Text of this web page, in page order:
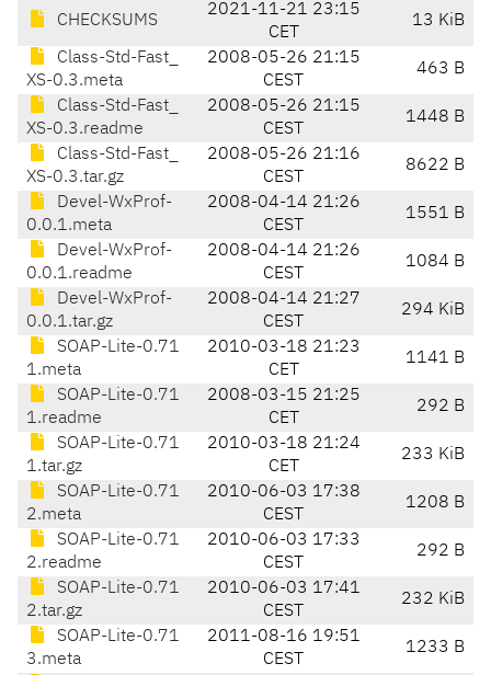
CHECKSUMS
2021-11-21 23:15
CET
13 KiB
Class-Std-Fast_
XS-0.3.meta
2008-05-26 21:15
CEST
463 B
Class-Std-Fast_
XS-0.3.readme
2008-05-26 21:15
CEST
1448 B
Class-Std-Fast_
XS-0.3.tar.gz
2008-05-26 21:16
CEST
8622 B
Devel-WxProf-
0.0.1.meta
2008-04-14 21:26
CEST
1551 B
Devel-WxProf-
0.0.1.readme
2008-04-14 21:26
CEST
1084 B
Devel-WxProf-
0.0.1.tar.gz
2008-04-14 21:27
CEST
294 KiB
SOAP-Lite-0.71
1.meta
2010-03-18 21:23
CET
1141 B
SOAP-Lite-0.71
1.readme
2008-03-15 21:25
CET
292 B
SOAP-Lite-0.71
1.tar.gz
2010-03-18 21:24
CET
233 KiB
SOAP-Lite-0.71
2.meta
2010-06-03 17:38
CEST
1208 B
SOAP-Lite-0.71
2.readme
2010-06-03 17:33
CEST
292 B
SOAP-Lite-0.71
2.tar.gz
2010-06-03 17:41
CEST
232 KiB
SOAP-Lite-0.71
3.meta
2011-08-16 19:51
CEST
1233 B